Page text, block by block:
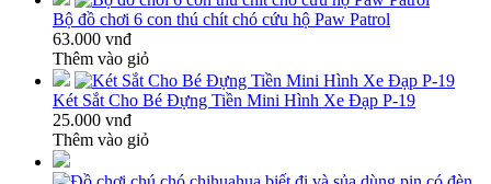
Bộ đồ chơi 6 con thú chít chó cứu hộ Paw Patrol
63.000 vnđ
Thêm vào giỏ
Két Sắt Cho Bé Đựng Tiền Mini Hình Xe Đạp P-19
25.000 vnđ
Thêm vào giỏ